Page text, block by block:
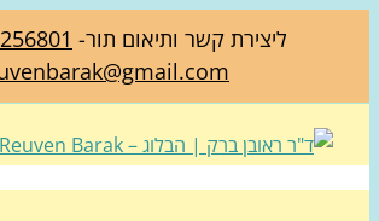
ליצירת קשר ותיאום תור-03-5256801
|
ruvenbarak@gmail.com